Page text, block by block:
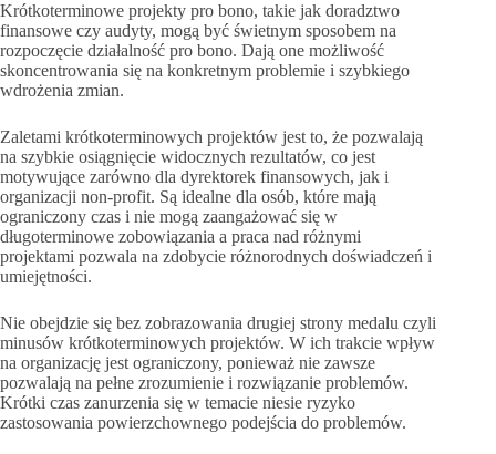
Krótkoterminowe projekty pro bono, takie jak doradztwo
finansowe czy audyty, mogą być świetnym sposobem na
rozpoczęcie działalność pro bono. Dają one możliwość
skoncentrowania się na konkretnym problemie i szybkiego
wdrożenia zmian.
Zaletami krótkoterminowych projektów jest to, że pozwalają
na szybkie osiągnięcie widocznych rezultatów, co jest
motywujące zarówno dla dyrektorek finansowych, jak i
organizacji non-profit. Są idealne dla osób, które mają
ograniczony czas i nie mogą zaangażować się w
długoterminowe zobowiązania a praca nad różnymi
projektami pozwala na zdobycie różnorodnych doświadczeń i
umiejętności.
Nie obejdzie się bez zobrazowania drugiej strony medalu czyli
minusów krótkoterminowych projektów. W ich trakcie wpływ
na organizację jest ograniczony, ponieważ nie zawsze
pozwalają na pełne zrozumienie i rozwiązanie problemów.
Krótki czas zanurzenia się w temacie niesie ryzyko
zastosowania powierzchownego podejścia do problemów.